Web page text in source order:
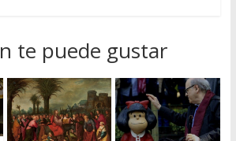
te puede gustar